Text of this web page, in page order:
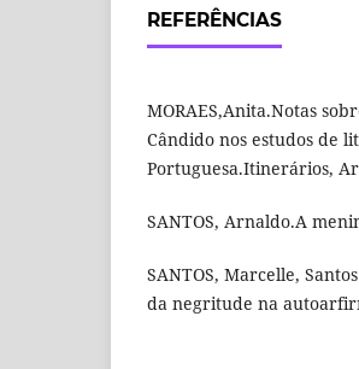
REFERÊNCIAS
MORAES,Anita.Notas
Cândido nos estudos de
Portuguesa.Itinerários,
SANTOS, Arnaldo.A
SANTOS, Marcelle,
da negritude na